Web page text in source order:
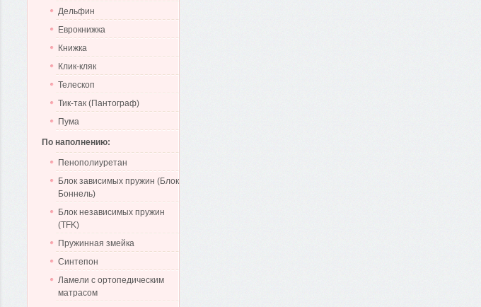
Дельфин
Еврокнижка
Книжка
Клик-кляк
Телескоп
Тик-так (Пантограф)
Пума
По наполнению:
Пенополиуретан
Блок зависимых пружин (Блок
Боннель)
Блок независимых пружин
(TFK)
Пружинная змейка
Синтепон
Ламели с ортопедическим
матрасом